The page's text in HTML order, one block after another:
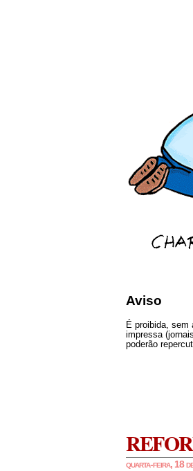
Aviso
É proibida, sem
impressa
poderão
quarta-feira, 18